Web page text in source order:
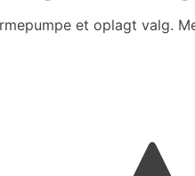
et oplagt valg.